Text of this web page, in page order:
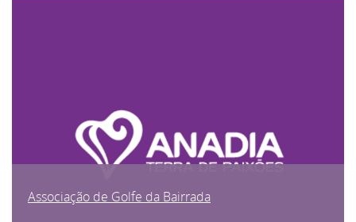
Associação de Golfe da Bairrada